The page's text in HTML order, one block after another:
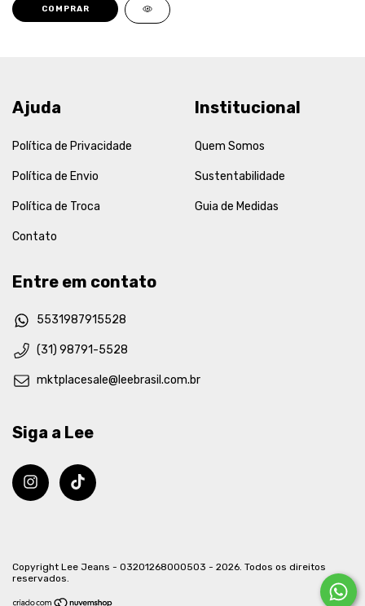
COMPRAR
Ajuda
Política de Privacidade
Política de Envio
Política de Troca
Contato
Institucional
Quem Somos
Sustentabilidade
Guia de Medidas
Entre em contato
5531987915528
(31) 98791-5528
mktplacesale@leebrasil.com.br
Siga a Lee
Copyright Lee Jeans - 03201268000503 - 2026. Todos os direitos
reservados.